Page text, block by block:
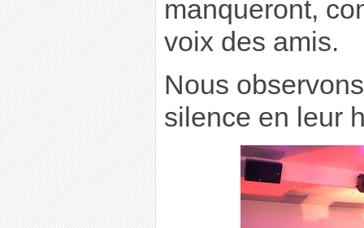
manqueront,
voix des amis.
Nous
silence en leur